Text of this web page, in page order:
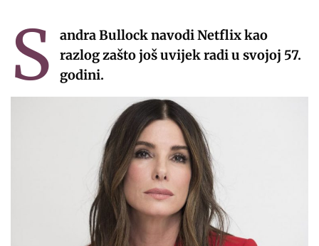
S
andra Bullock navodi Netflix kao
razlog zašto još uvijek radi u svojoj 57.
godini.